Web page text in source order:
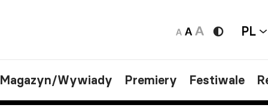
PL
Magazyn/Wywiady Premiery Festiwale